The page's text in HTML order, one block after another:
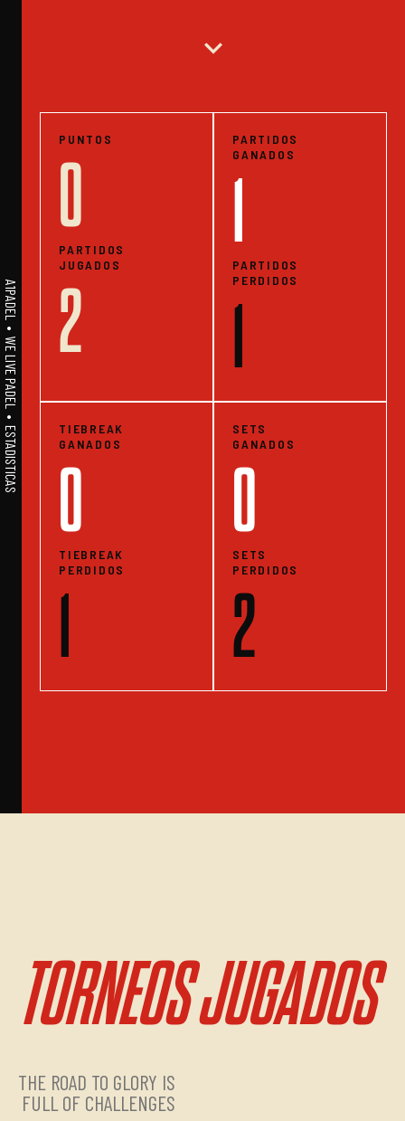
A1PADEL • WE LIVE PADEL • ESTADISTICAS
expand_more
PUNTOS
0
PARTIDOS
JUGADOS
2
PARTIDOS
GANADOS
1
PARTIDOS
PERDIDOS
1
TIEBREAK
GANADOS
0
TIEBREAK
PERDIDOS
1
SETS
GANADOS
0
SETS
PERDIDOS
2
TORNEOS JUGADOS
THE ROAD TO GLORY IS
FULL OF CHALLENGES